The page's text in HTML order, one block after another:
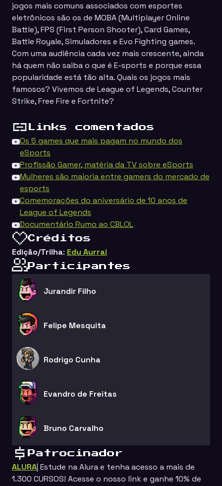
jogos mais comuns associados com esportes
eletrônicos são os de MOBA (Multiplayer Online
Battle), FPS (First Person Shooter), Card Games,
Battle Royale, Simuladores e Evo Fighting games.
Com uma audiência cada vez mais crescente, ainda
há quem não saiba o que é E-sports e porque essa
popularidade está tão alta. Quais os jogos mais
famosos? Vivemos de League of Legends, Counter
Strike, Free Fire e Fortnite?
Links comentados
Os 5 games que mais pagam no mundo dos
eSports
Profissão Gamer, matéria da TV sobre eSports
Mulheres são maioria entre gamers do mercado de
esports
Comemorações do aniversário de 10 anos de
League of Legends
Documentário Rumo ao CBLOL
Créditos
Edição/Trilha: Edu Aurrai
Participantes
Jurandir Filho
Felipe Mesquita
Rodrigo Cunha
Evandro de Freitas
Bruno Carvalho
Patrocinador
ALURA| Estude naAlurae tenha acesso a mais de
1.300 CURSOS! Acesse o nosso link e ganhe 10% de